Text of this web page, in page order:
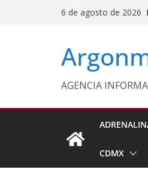
6 de agosto de 2026
AGENCIA
CDMX